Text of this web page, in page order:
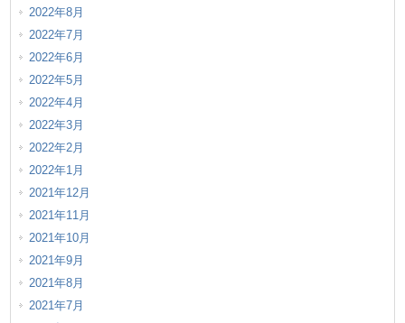
2022年8月
2022年7月
2022年6月
2022年5月
2022年4月
2022年3月
2022年2月
2022年1月
2021年12月
2021年11月
2021年10月
2021年9月
2021年8月
2021年7月